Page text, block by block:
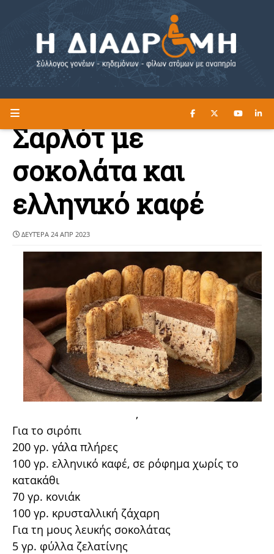
Η ΔΙΑΔΡΟΜΗ ΔΙΑΒΑΣΤΕ ΕΔΩ ►
Σαρλότ με
σοκολάτα και
ελληνικό καφέ
ΔΕΥΤΈΡΑ 24 ΑΠΡ 2023
,
Για το σιρόπι
200 γρ. γάλα πλήρες
100 γρ. ελληνικό καφέ, σε ρόφημα χωρίς το
κατακάθι
70 γρ. κονιάκ
100 γρ. κρυσταλλική ζάχαρη
Για τη μους λευκής σοκολάτας
5 γρ. φύλλα ζελατίνης